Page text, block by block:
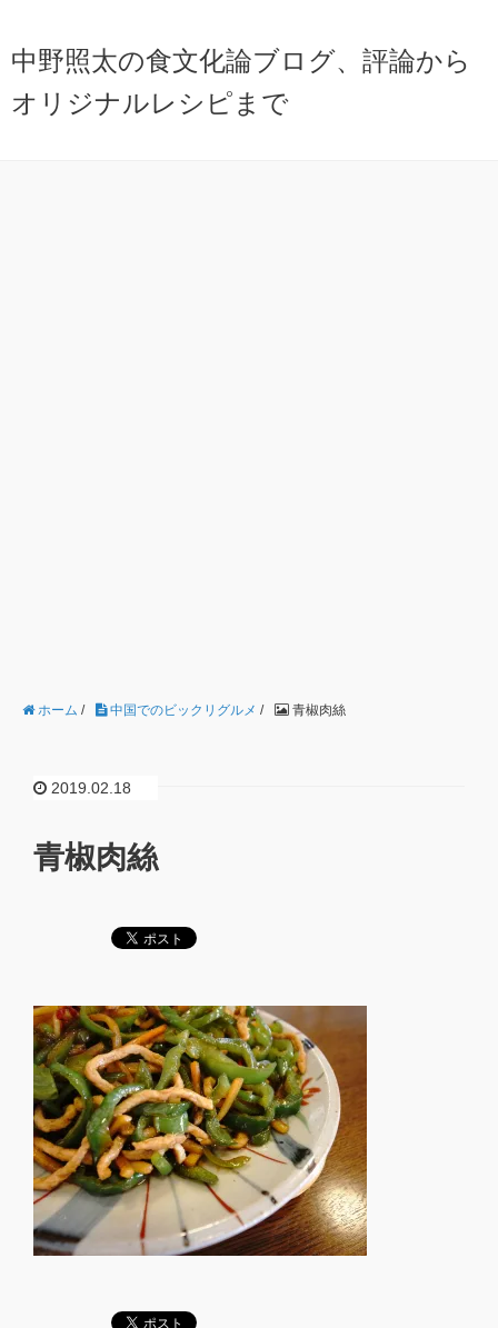
中野照太の食文化論ブログ、評論から
オリジナルレシピまで
ホーム / 中国でのビックリグルメ / 青椒肉絲
2019.02.18
青椒肉絲